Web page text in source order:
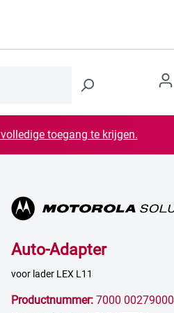
toegang te krijgen.
Auto-Adapter
voor lader LEX L11
Productnummer: 7000 00279000